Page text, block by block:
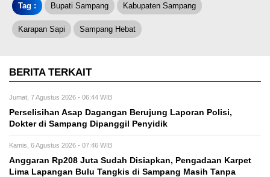
Tag : Bupati Sampang Kabupaten Sampang
Karapan Sapi Sampang Hebat
BERITA TERKAIT
Jumat, 7 Agustus 2026 - 06:44 WIB
Perselisihan Asap Dagangan Berujung Laporan Polisi,
Dokter di Sampang Dipanggil Penyidik
Kamis, 6 Agustus 2026 - 07:46 WIB
Anggaran Rp208 Juta Sudah Disiapkan, Pengadaan Karpet
Lima Lapangan Bulu Tangkis di Sampang Masih Tanpa